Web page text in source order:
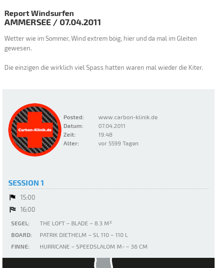
Posted:
www.carbon-klinik.de
Datum:
07.04.2011
Zeit:
19:48
Alter:
vor 5599 Tagen
Report Windsurfen
AMMERSEE / 07.04.2011
Wetter wie im Sommer, Wind extrem böig, hier und da mal im Gleiten
gewesen.
Die einzigen die wirklich viel Spass hatten waren mal wieder die Kiter.
SESSION 1
15:00
16:00
SEGEL:
THE LOFT – BLADE – 8.3 M²
BOARD:
PATRIK DIETHELM – SL 110 – 110 L
FINNE:
HURRICANE – SPEEDSLALOM M- – 36 CM